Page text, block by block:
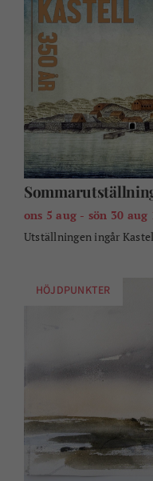
ons 5 aug - sön 30 aug
Utställningen ingår
HÖJDPUNKTER